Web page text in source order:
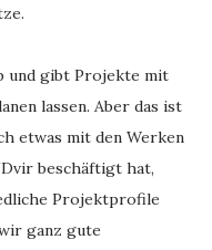
und gibt Projekte mit
lassen. Aber das ist
etwas mit den Werken
beschäftigt hat,
Projektprofile
ganz gute